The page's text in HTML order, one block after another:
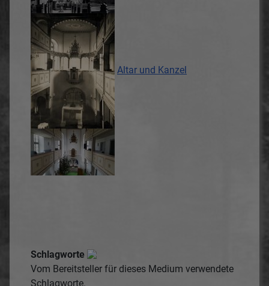
Altar und Kanzel
Schlagworte
Vom Bereitsteller für dieses Medium verwendete
Schlagworte.